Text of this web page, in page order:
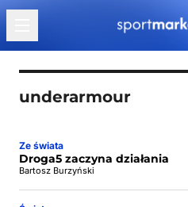
Przejdź do treści
underarmour
Ze świata
Droga5 zaczyna działania
Bartosz Burzyński